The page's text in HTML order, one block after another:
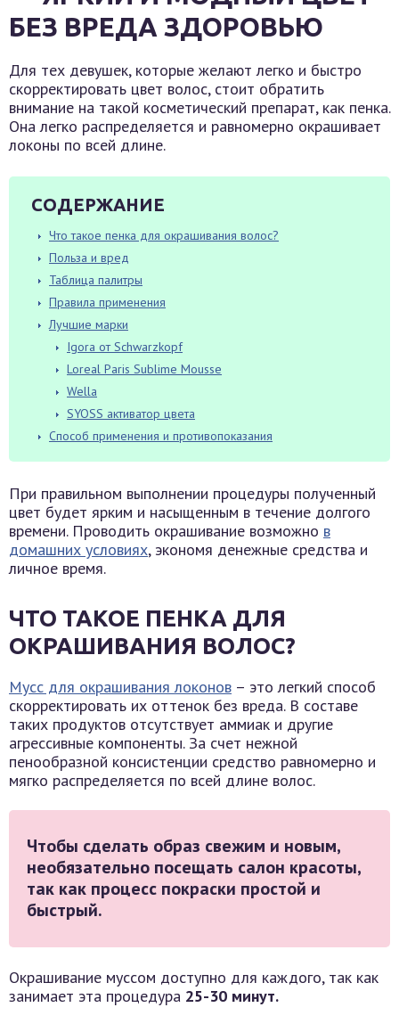
БЕЗ ВРЕДА ЗДОРОВЬЮ
Для тех девушек, которые желают легко и быстро
скорректировать цвет волос, стоит обратить
внимание на такой косметический препарат, как пенка.
Она легко распределяется и равномерно окрашивает
локоны по всей длине.
СОДЕРЖАНИЕ
Что такое пенка для окрашивания волос?
Польза и вред
Таблица палитры
Правила применения
Лучшие марки
Igora от Schwarzkopf
Loreal Paris Sublime Mousse
Wella
SYOSS активатор цвета
Способ применения и противопоказания
При правильном выполнении процедуры полученный
цвет будет ярким и насыщенным в течение долгого
времени. Проводить окрашивание возможно в
домашних условиях, экономя денежные средства и
личное время.
ЧТО ТАКОЕ ПЕНКА ДЛЯ
ОКРАШИВАНИЯ ВОЛОС?
Мусс для окрашивания локонов – это легкий способ
скорректировать их оттенок без вреда. В составе
таких продуктов отсутствует аммиак и другие
агрессивные компоненты. За счет нежной
пенообразной консистенции средство равномерно и
мягко распределяется по всей длине волос.
Чтобы сделать образ свежим и новым,
необязательно посещать салон красоты,
так как процесс покраски простой и
быстрый.
Окрашивание муссом доступно для каждого, так как
занимает эта процедура 25-30 минут.